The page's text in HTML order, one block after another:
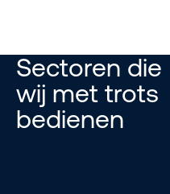
Sectoren die
wij met trots
bedienen